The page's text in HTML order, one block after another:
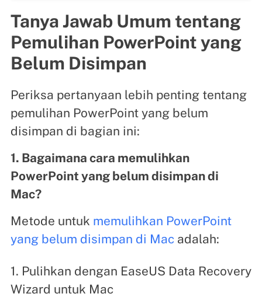
Tanya Jawab Umum tentang
Pemulihan PowerPoint yang
Belum Disimpan
Periksa pertanyaan lebih penting tentang
pemulihan PowerPoint yang belum
disimpan di bagian ini:
1. Bagaimana cara memulihkan
PowerPoint yang belum disimpan di
Mac?
Metode untuk memulihkan PowerPoint
yang belum disimpan di Macadalah:
1. Pulihkan dengan EaseUS Data Recovery
Wizard untuk Mac